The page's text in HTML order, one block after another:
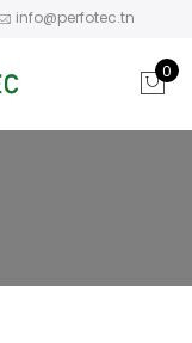
info@perfotec.tn
0